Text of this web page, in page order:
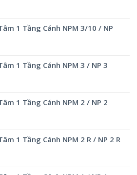
1 Tầng Cánh NPM 3/10 / NP
1 Tầng Cánh NPM 3 / NP 3
1 Tầng Cánh NPM 2 / NP 2
1 Tầng Cánh NPM 2 R / NP 2 R